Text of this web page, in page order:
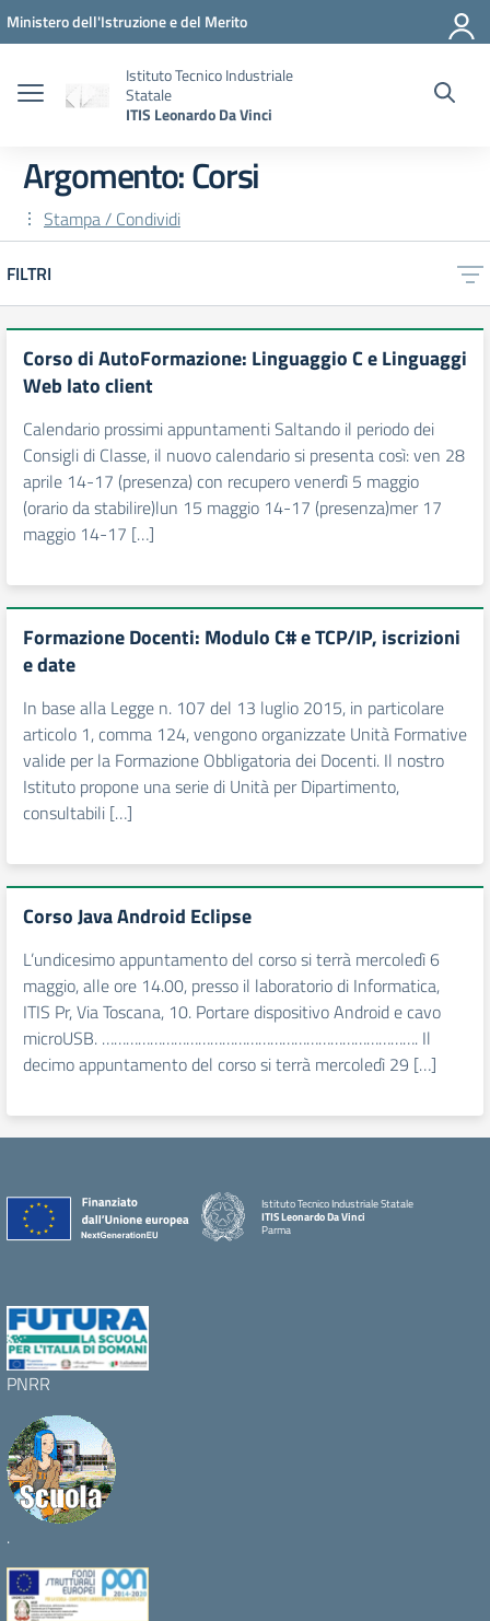
Vai ai contenuti
Vai al menu di navigazione
Vai al footer
Ministero dell'Istruzione e del Merito
Istituto Tecnico Industriale
Statale
ITIS Leonardo Da Vinci
Argomento: Corsi
Stampa / Condividi
FILTRI
Corso di AutoFormazione: Linguaggio C e Linguaggi
Web lato client
Calendario prossimi appuntamenti Saltando il periodo dei
Consigli di Classe, il nuovo calendario si presenta così: ven 28
aprile 14-17 (presenza) con recupero venerdì 5 maggio
(orario da stabilire)lun 15 maggio 14-17 (presenza)mer 17
maggio 14-17 […]
Formazione Docenti: Modulo C# e TCP/IP, iscrizioni
e date
In base alla Legge n. 107 del 13 luglio 2015, in particolare
articolo 1, comma 124, vengono organizzate Unità Formative
valide per la Formazione Obbligatoria dei Docenti. Il nostro
Istituto propone una serie di Unità per Dipartimento,
consultabili […]
Corso Java Android Eclipse
L’undicesimo appuntamento del corso si terrà mercoledì 6
maggio, alle ore 14.00, presso il laboratorio di Informatica,
ITIS Pr, Via Toscana, 10. Portare dispositivo Android e cavo
microUSB. ……………………………………………………………………. Il
decimo appuntamento del corso si terrà mercoledì 29 […]
Istituto Tecnico Industriale Statale
ITIS Leonardo Da Vinci
Parma
PNRR
.